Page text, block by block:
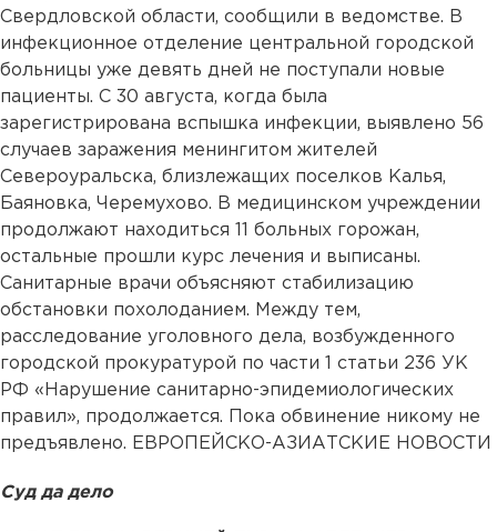
Свердловской области, сообщили в ведомстве. В
инфекционное отделение центральной городской
больницы уже девять дней не поступали новые
пациенты. С 30 августа, когда была
зарегистрирована вспышка инфекции, выявлено 56
случаев заражения менингитом жителей
Североуральска, близлежащих поселков Калья,
Баяновка, Черемухово. В медицинском учреждении
продолжают находиться 11 больных горожан,
остальные прошли курс лечения и выписаны.
Санитарные врачи объясняют стабилизацию
обстановки похолоданием. Между тем,
расследование уголовного дела, возбужденного
городской прокуратурой по части 1 статьи 236 УК
РФ «Нарушение санитарно-эпидемиологических
правил», продолжается. Пока обвинение никому не
предъявлено. ЕВРОПЕЙСКО-АЗИАТСКИЕ НОВОСТИ
Суд да дело